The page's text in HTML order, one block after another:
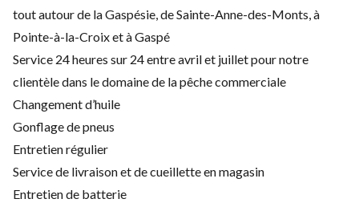
tout autour de la Gaspésie, de Sainte-Anne-des-Monts, à
Pointe-à-la-Croix et à Gaspé
Service 24 heures sur 24 entre avril et juillet pour notre
clientèle dans le domaine de la pêche commerciale
Changement d’huile
Gonflage de pneus
Entretien régulier
Service de livraison et de cueillette en magasin
Entretien de batterie